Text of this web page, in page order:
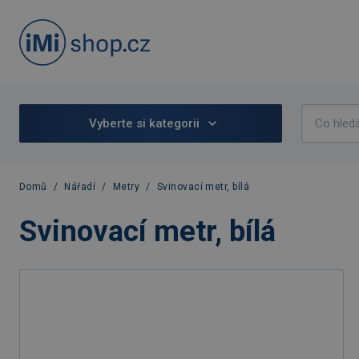
Vyberte si kategorii
Domů / Nářadí / Metry / Svinovací metr, bílá
Svinovací metr, bílá